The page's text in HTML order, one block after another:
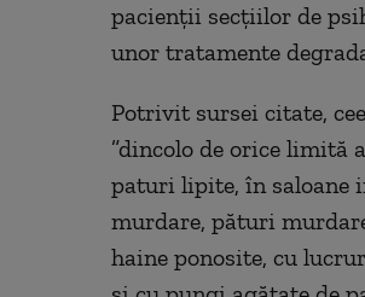
pacienţii secţiilor de
unor tratamente
Potrivit sursei citate,
”dincolo de orice limită
paturi lipite, în saloane
murdare, pături
haine ponosite, cu